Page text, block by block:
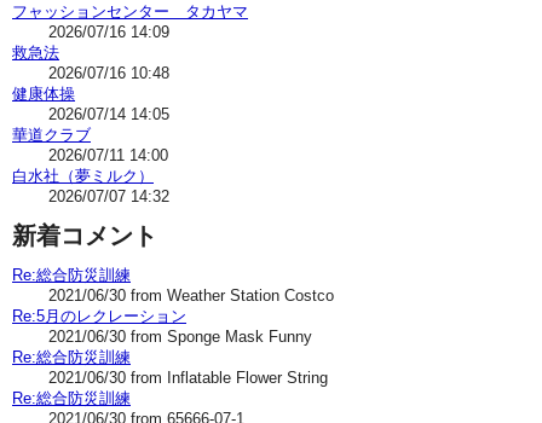
フャッションセンター タカヤマ
2026/07/16 14:09
救急法
2026/07/16 10:48
健康体操
2026/07/14 14:05
華道クラブ
2026/07/11 14:00
白水社（夢ミルク）
2026/07/07 14:32
新着コメント
Re:総合防災訓練
2021/06/30 from Weather Station Costco
Re:5月のレクレーション
2021/06/30 from Sponge Mask Funny
Re:総合防災訓練
2021/06/30 from Inflatable Flower String
Re:総合防災訓練
2021/06/30 from 65666-07-1